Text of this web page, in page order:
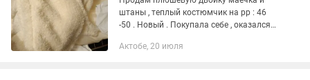
штаны , теплый костюмчик на рр : 46
-50 . Новый . Покупала себе , оказался
удобный ,мягкий . Можно носить как
Актобе, 20 июля